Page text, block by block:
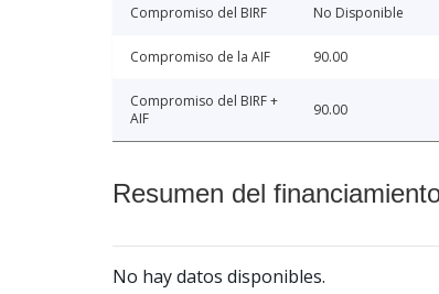
Compromiso del BIRF No Disponible
Compromiso de la AIF 90.00
Compromiso del BIRF +
AIF
90.00
Resumen del
No hay datos disponibles.